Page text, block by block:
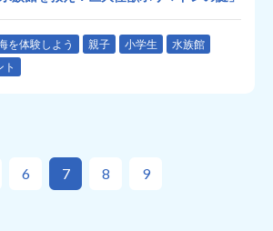
を体験しよう 親子 小学生
水族館
ト
6 7 8 9